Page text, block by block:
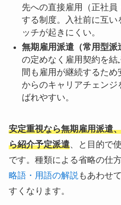
先への直接雇用（正社員
する制度。入社前に互い
ッチが起きにくい。
無期雇用派遣（常用型派
の定めなく雇用契約を
間も雇用が継続するた
からのキャリアチェンジ
ばれやすい。
安定重視なら無期雇用派遣
ら紹介予定派遣、と目的で
です。種類による省略の仕
略語・用語の解説もあわせ
すくなります。